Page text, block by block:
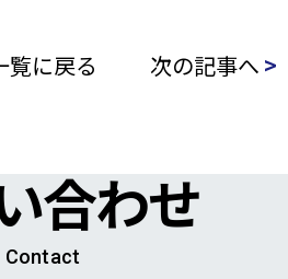
覧に戻る 次の記事へ >
合わせ
Contact